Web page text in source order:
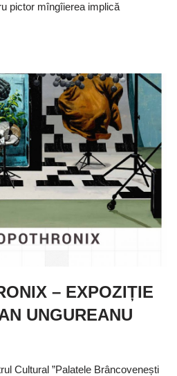
pictor mîngîierea implică
– EXPOZIȚIE
UNGUREANU
Cultural ”Palatele Brâncovenești